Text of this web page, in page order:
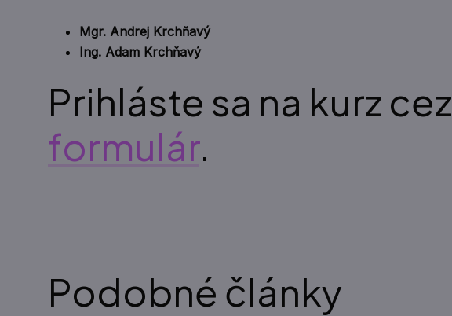
Mgr. Andrej Krchňavý
Ing. Adam Krchňavý
Prihláste sa na kurz cez
formulár.
Podobné články